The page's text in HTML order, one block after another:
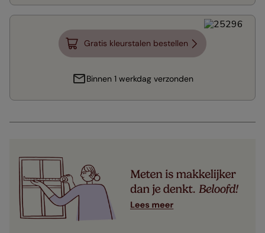
Gratis kleurstalen bestellen
Binnen 1 werkdag verzonden